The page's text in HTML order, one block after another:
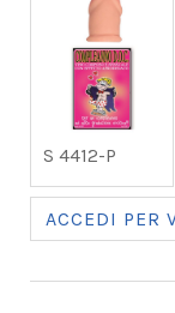
S 4412-P
ACCEDI PER